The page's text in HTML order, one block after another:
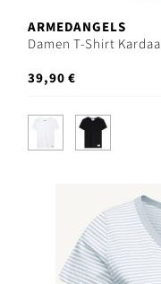
ARMEDANGELS
Damen T-Shirt Kardaa
39,90 €